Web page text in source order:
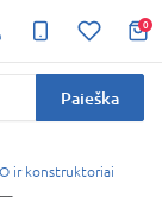
0
Paieška
ir konstruktoriai